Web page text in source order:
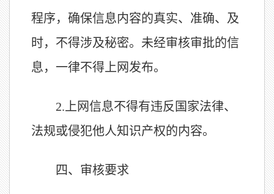
程序，确保信息内容的真实、准确、及
时，不得涉及秘密。未经审核审批的信
息，一律不得上网发布。
2. 上网信息不得有违反国家法律、
法规或侵犯他人知识产权的内容。
四、 审核要求